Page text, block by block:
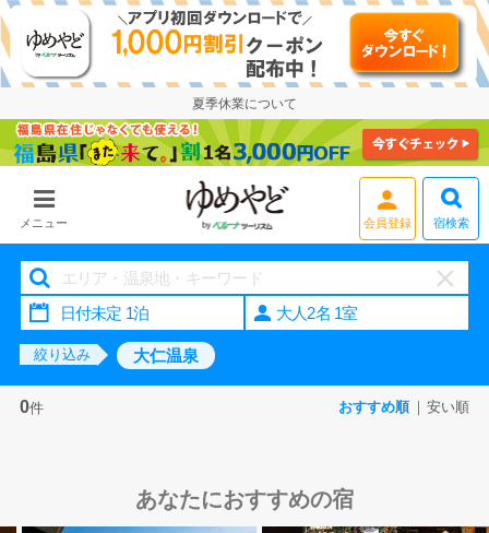
夏季休業について
メニュー
会員登録
宿検索
大人2名 1室
絞り込み 大仁温泉
0件 おすすめ順 安い順
あなたにおすすめの宿